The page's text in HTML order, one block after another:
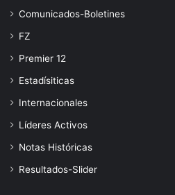
Comunicados-Boletines
FZ
Premier 12
Estadísiticas
Internacionales
Líderes Activos
Notas Históricas
Resultados-Slider